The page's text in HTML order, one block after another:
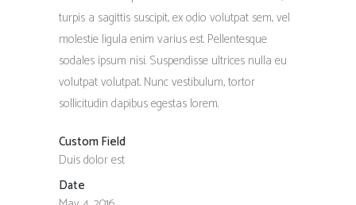
turpis a sagittis suscipit, ex odio volutpat sem, vel
molestie ligula enim varius est. Pellentesque
sodales ipsum nisi. Suspendisse ultrices nulla eu
volutpat volutpat. Nunc vestibulum, tortor
sollicitudin dapibus egestas lorem.
Custom Field
Duis dolor est
Date